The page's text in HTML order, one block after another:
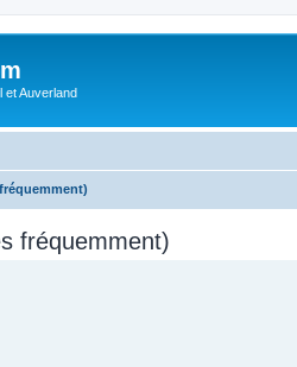
et Auverland
fréquemment)